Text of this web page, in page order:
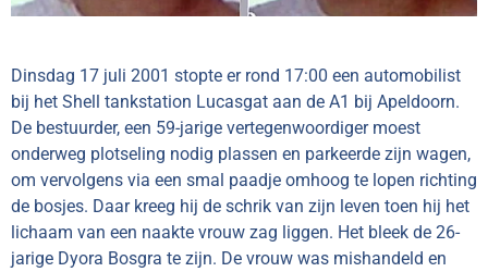
Dinsdag 17 juli 2001 stopte er rond 17:00 een automobilist
bij het Shell tankstation Lucasgat aan de A1 bij Apeldoorn.
De bestuurder, een 59-jarige vertegenwoordiger moest
onderweg plotseling nodig plassen en parkeerde zijn wagen,
om vervolgens via een smal paadje omhoog te lopen richting
de bosjes. Daar kreeg hij de schrik van zijn leven toen hij het
lichaam van een naakte vrouw zag liggen. Het bleek de 26-
jarige Dyora Bosgra te zijn. De vrouw was mishandeld en